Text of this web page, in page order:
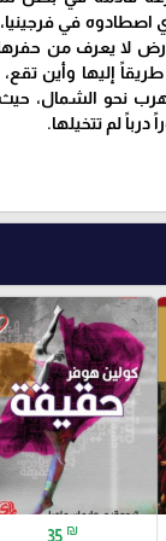
اصطادوه في
لا يعرف من
إليها وأين
نحو الشمال، حيث
لم تتخيلها.
35 ₪